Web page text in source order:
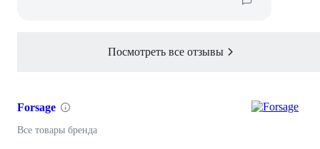
Посмотреть все отзывы
Forsage
Все товары бренда